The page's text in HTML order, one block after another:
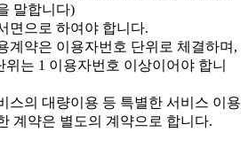
말합니다)
면으로 하여야 합니다.
계약은 이용자번호 단위로 체결하며,
위는 1 이용자번호 이상이어야 합니
스의 대량이용 등 특별한 서비스 이용
계약은 별도의 계약으로 합니다.